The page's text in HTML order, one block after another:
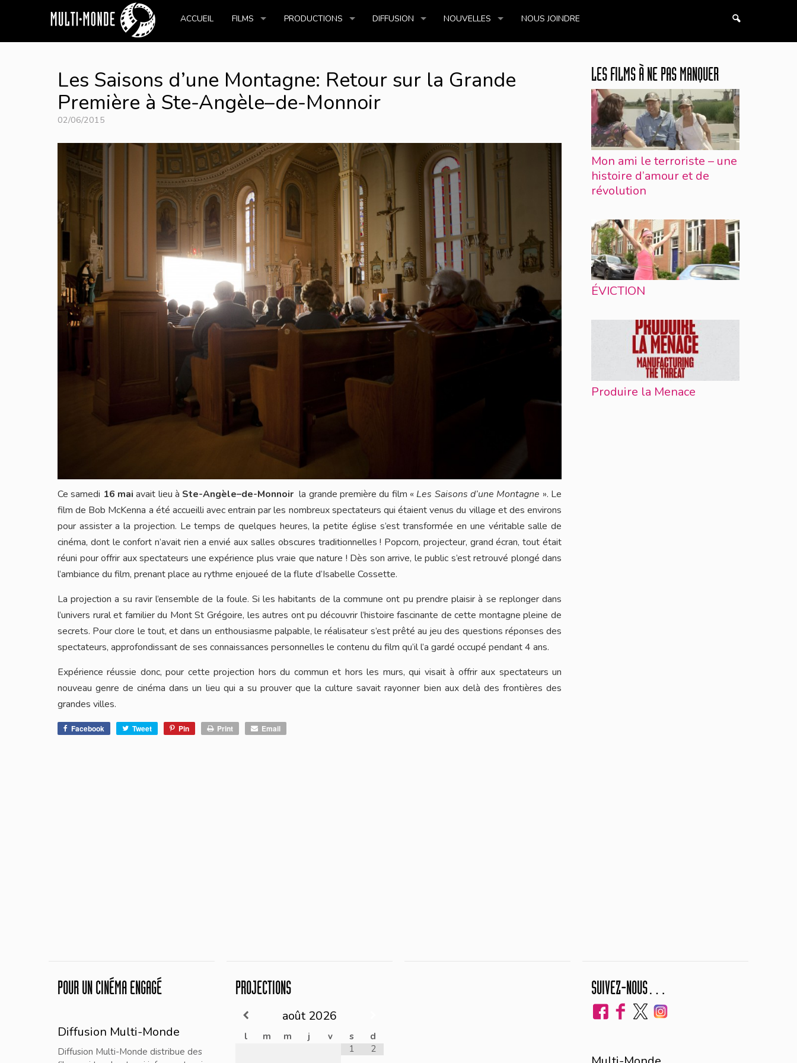
ACCUEIL FILMS PRODUCTIONS DIFFUSION NOUVELLES NOUS JOINDRE
Les Saisons d’une Montagne: Retour sur la Grande
Première à Ste-Angèle–de-Monnoir
02/06/2015
Ce samedi 16 mai avait lieu à Ste-Angèle–de-Monnoir la grande première du film « Les Saisons d’une Montagne ». Le
film de Bob McKenna a été accueilli avec entrain par les nombreux spectateurs qui étaient venus du village et des environs
pour assister a la projection. Le temps de quelques heures, la petite église s’est transformée en une véritable salle de
cinéma, dont le confort n’avait rien a envié aux salles obscures traditionnelles ! Popcorn, projecteur, grand écran, tout était
réuni pour offrir aux spectateurs une expérience plus vraie que nature ! Dès son arrive, le public s’est retrouvé plongé dans
l’ambiance du film, prenant place au rythme enjoueé de la flute d’Isabelle Cossette.
La projection a su ravir l’ensemble de la foule. Si les habitants de la commune ont pu prendre plaisir à se replonger dans
l’univers rural et familier du Mont St Grégoire, les autres ont pu découvrir l’histoire fascinante de cette montagne pleine de
secrets. Pour clore le tout, et dans un enthousiasme palpable, le réalisateur s’est prêté au jeu des questions réponses des
spectateurs, approfondissant de ses connaissances personnelles le contenu du film qu’il l’a gardé occupé pendant 4 ans.
Expérience réussie donc, pour cette projection hors du commun et hors les murs, qui visait à offrir aux spectateurs un
nouveau genre de cinéma dans un lieu qui a su prouver que la culture savait rayonner bien aux delà des frontières des
grandes villes.
Facebook Tweet Pin Print Email
LES FILMS À NE PAS MANQUER
Mon ami le terroriste – une
histoire d’amour et de
révolution
ÉVICTION
Produire la Menace
POUR UN CINÉMA ENGAGÉ
Diffusion Multi-Monde
Diffusion Multi-Monde distribue des
PROJECTIONS
août 2026
l m m j v s
d
1
2
SUIVEZ-NOUS…